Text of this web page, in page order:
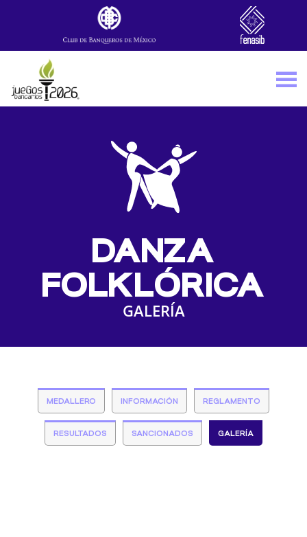
Skip to main content
DANZA
FOLKLÓRICA
GALERÍA
MEDALLERO INFORMACIÓN REGLAMENTO
RESULTADOS SANCIONADOS GALERÍA